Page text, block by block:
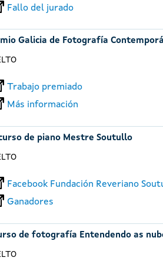
Fallo del jurado
Galicia de Fotografía
Trabajo premiado
Más información
de piano Mestre Soutullo
Facebook Fundación Reveriano
Ganadores
de fotografía Entendendo as